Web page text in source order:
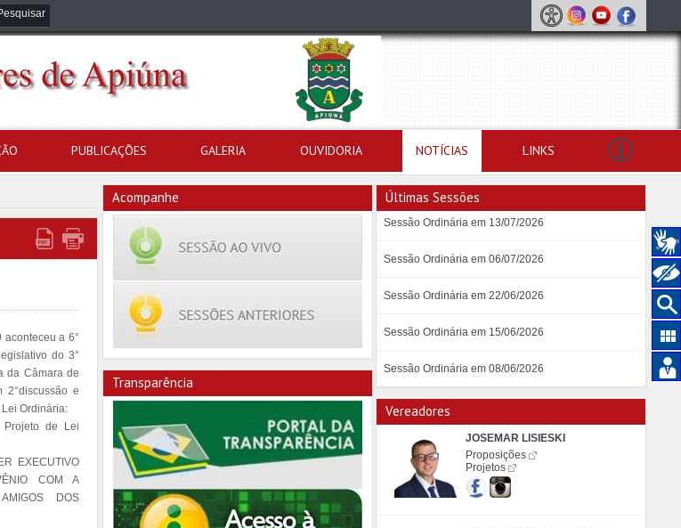
PUBLICAÇÕES GALERIA OUVIDORIA NOTÍCIAS LINKS
aconteceu a 6°
do 3°
da Câmara de
2°discussão e
Ordinária:
Projeto de Lei
EXECUTIVO
COM A
DOS
Últimas Sessões
Sessão Ordinária em 13/07/2026
Sessão Ordinária em 06/07/2026
Sessão Ordinária em 22/06/2026
Sessão Ordinária em 15/06/2026
Sessão Ordinária em 08/06/2026
Vereadores
JOSEMAR LISIESKI
Proposições
Projetos
Acompanhe
Transparência